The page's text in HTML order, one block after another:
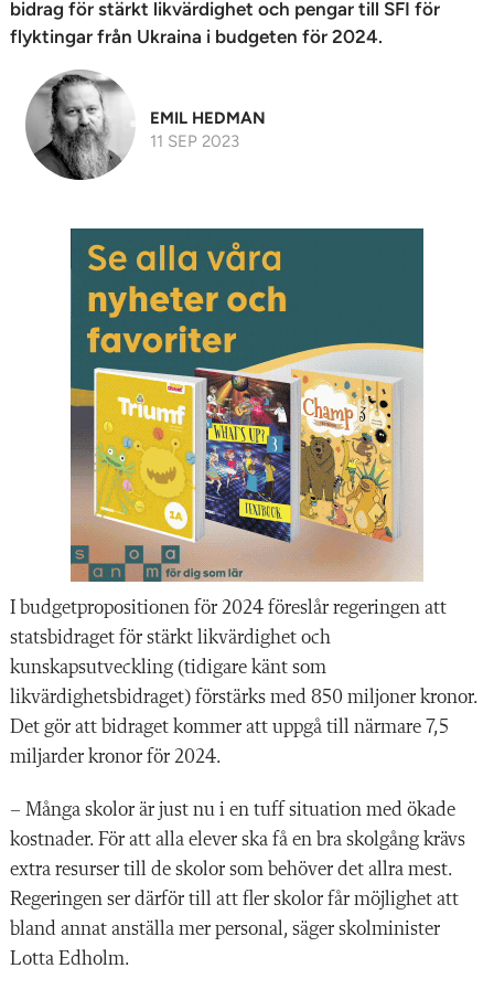
bidrag för stärkt likvärdighet och pengar till SFI för
flyktingar från Ukraina i budgeten för 2024.
EMIL HEDMAN
11 SEP 2023
I budgetpropositionen för 2024 föreslår regeringen att
statsbidraget för stärkt likvärdighet och
kunskapsutveckling (tidigare känt som
likvärdighetsbidraget) förstärks med 850 miljoner kronor.
Det gör att bidraget kommer att uppgå till närmare 7,5
miljarder kronor för 2024.
– Många skolor är just nu i en tuff situation med ökade
kostnader. För att alla elever ska få en bra skolgång krävs
extra resurser till de skolor som behöver det allra mest.
Regeringen ser därför till att fler skolor får möjlighet att
bland annat anställa mer personal, säger skolminister
Lotta Edholm.